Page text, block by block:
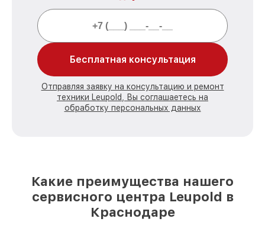
Бесплатная консультация
Отправляя заявку на консультацию и ремонт
техники Leupold, Вы соглашаетесь на
обработку персональных данных
Какие преимущества нашего
сервисного центра Leupold в
Краснодаре